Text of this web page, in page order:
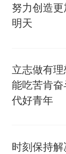
努力创造
明天
立志做有理
能吃苦肯
代好青年
时刻保持